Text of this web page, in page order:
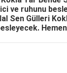
ve ruhunu
Sen Gülleri